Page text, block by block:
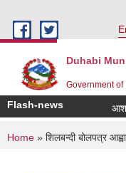
Duhabi
Government of
Flash-news
You are
Home » शिलबन्दी बोलपत्र